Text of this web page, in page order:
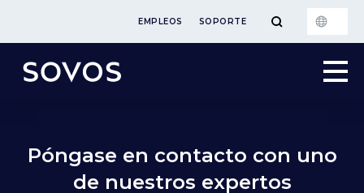
EMPLEOS SOPORTE
Póngase en contacto con uno
de nuestros expertos